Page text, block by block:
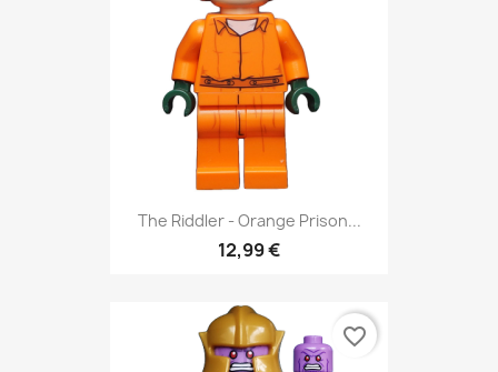
The Riddler - Orange Prison...
12,99 €
favorite_border